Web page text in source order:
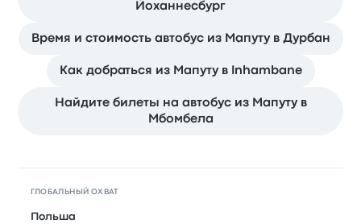
Йоханнесбург
Время и стоимость автобус из Мапуту в Дурбан
Как добраться из Мапуту в Inhambane
Найдите билеты на автобус из Мапуту в
Мбомбела
ГЛОБАЛЬНЫЙ ОХВАТ
Польша